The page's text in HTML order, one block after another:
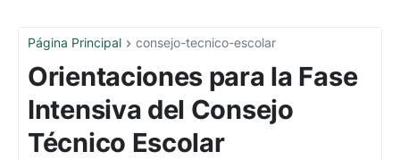
Página Principal consejo-tecnico-escolar
Orientaciones para la Fase
Intensiva del Consejo
Técnico Escolar